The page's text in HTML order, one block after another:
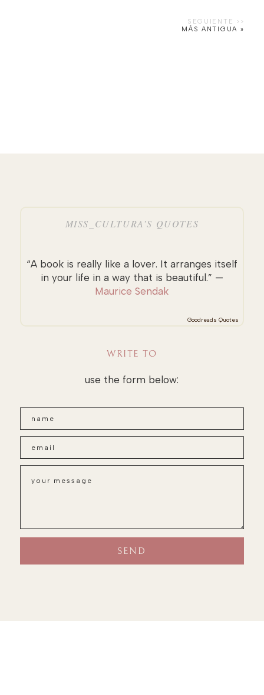
MÁS ANTIGUA »
MISS_CULTURA’S QUOTES
“A book is really like a lover. It arranges itself
in your life in a way that is beautiful.” —
Maurice Sendak
Goodreads Quotes
WRITE TO
use the form below: